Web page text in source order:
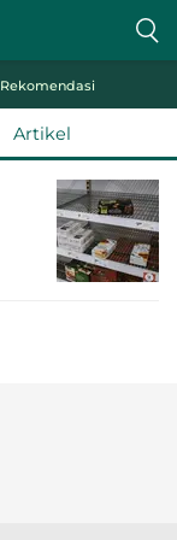
Rekomendasi
Artikel